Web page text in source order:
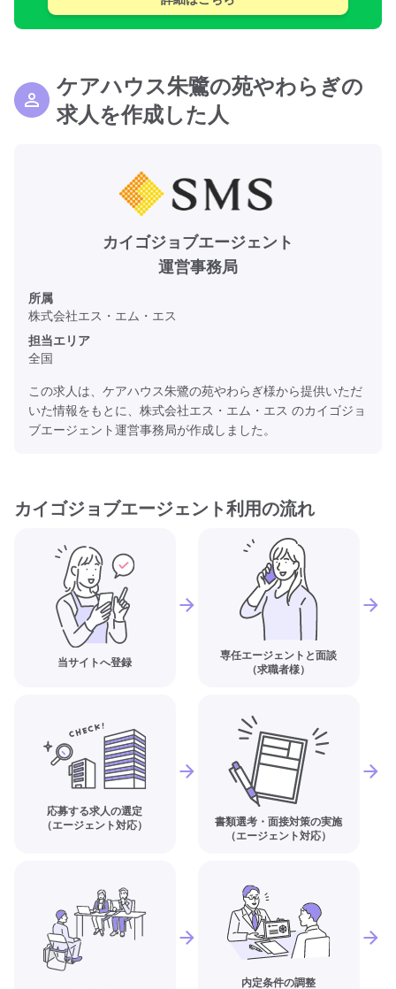
ケアハウス朱鷺の苑やわらぎの
求人を作成した人
カイゴジョブエージェント
運営事務局
所属
株式会社エス・エム・エス
担当エリア
全国
この求人は、ケアハウス朱鷺の苑やわらぎ様から提供いただ
いた情報をもとに、株式会社エス・エム・エス のカイゴジョ
ブエージェント運営事務局が作成しました。
カイゴジョブエージェント利用の流れ
当サイトへ登録
専任エージェントと面談
（求職者様）
応募する求人の選定
（エージェント対応）
書類選考・面接対策の実施
（エージェント対応）
内定条件の調整